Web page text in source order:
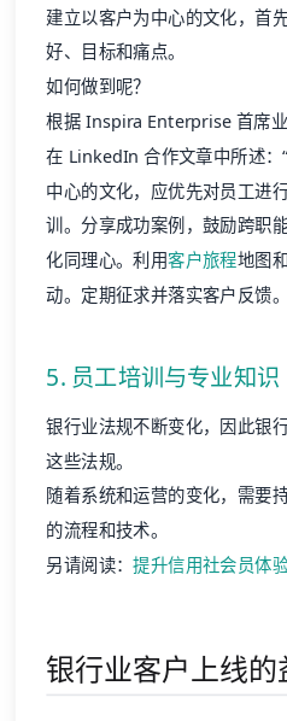
建立以客户为中心的文化，首
好、目标和痛点。
如何做到呢？
根据 Inspira Enterprise 首席
在 LinkedIn 合作文章中所述：
中心的文化，应优先对员工进
训。分享成功案例，鼓励跨职
化同理心。利用客户旅程地图
动。定期征求并落实客户反馈
5. 员工培训与专业知识
银行业法规不断变化，因此银
这些法规。
随着系统和运营的变化，需要
的流程和技术。
另请阅读：提升信用社会员体
银行业客户上线的